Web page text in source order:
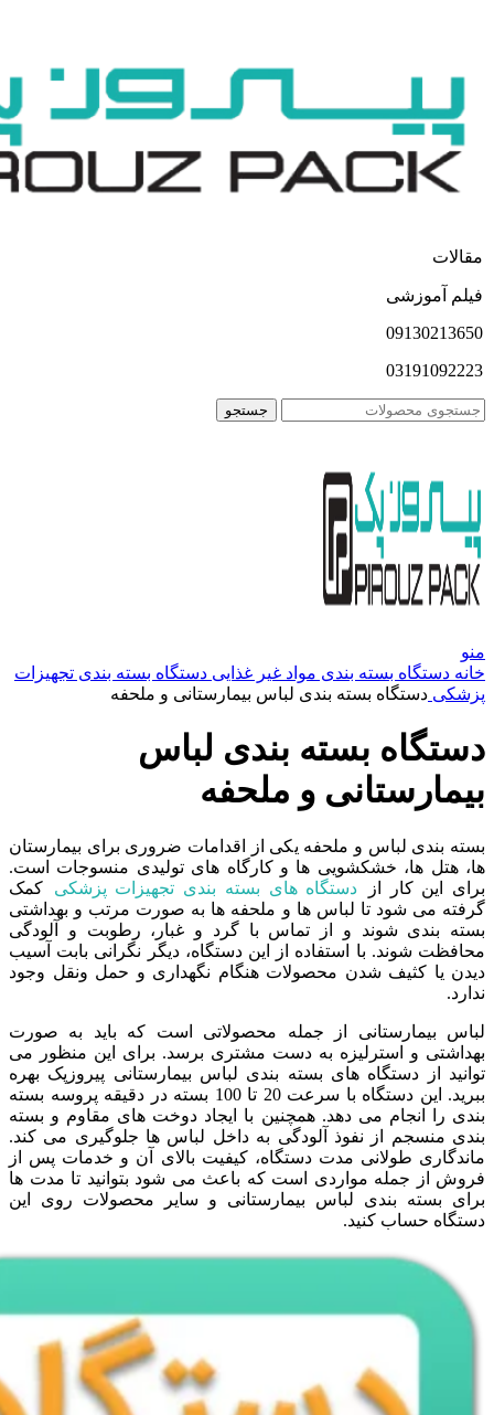
مقالات
فیلم آموزشی
09130213650
03191092223
جستجو
منو
خانه دستگاه بسته بندی مواد غیر غذایی دستگاه بسته بندی تجهیزات
پزشکی دستگاه بسته بندی لباس بیمارستانی و ملحفه
دستگاه بسته بندی لباس
بیمارستانی و ملحفه
بسته بندی لباس و ملحفه یکی از اقدامات ضروری برای بیمارستان
ها، هتل ها، خشکشویی ها و کارگاه های تولیدی منسوجات است.
برای این کار از
دستگاه های بسته بندی تجهیزات پزشکی
کمک
گرفته می شود تا لباس ها و ملحفه ها به صورت مرتب و بهداشتی
بسته بندی شوند و از تماس با گرد و غبار، رطوبت و آلودگی
محافظت شوند. با استفاده از این دستگاه، دیگر نگرانی بابت آسیب
دیدن یا کثیف شدن محصولات هنگام نگهداری و حمل ونقل وجود
ندارد.
لباس بیمارستانی از جمله محصولاتی است که باید به صورت
بهداشتی و استرلیزه به دست مشتری برسد. برای این منظور می
توانید از دستگاه های بسته بندی لباس بیمارستانی پیروزپک بهره
ببرید. این دستگاه با سرعت 20 تا 100 بسته در دقیقه پروسه بسته
بندی را انجام می دهد. همچنین با ایجاد دوخت های مقاوم و بسته
بندی منسجم از نفوذ آلودگی به داخل لباس ها جلوگیری می کند.
ماندگاری طولانی مدت دستگاه، کیفیت بالای آن و خدمات پس از
فروش از جمله مواردی است که باعث می شود بتوانید تا مدت ها
برای بسته بندی لباس بیمارستانی و سایر محصولات روی این
دستگاه حساب کنید.